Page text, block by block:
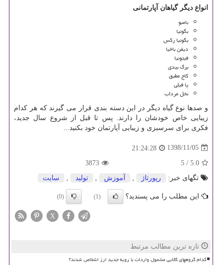
انواع دیگر گیاهان آپارتمانی
بامبو
بگونیا
بگونیا رکس
دیفن باخیا
فیتونیا
برگ بیدی
کاج مطبق
پا فیلی
نخل مرداب
و صدها نوع گیاه دیگر در این دسته بندی قرار می گیرند که هر کدام
زیبایی خاص خودشان را دارند. پس تا قبل از شروع سال جدید،
فکری برای سرسبزی و زیبایی آپارتمان خود بکنید...
1398/11/05
21:24:28
5.0
/
5
3873
تگهای خبر:
رپورتاژ آموزش تولید سایت
این مطلب را می پسندید؟ (1)
(0)
X
تازه ترین مطالب مرتبط
کدام گروههای کالایی مشمول واردات با رویه جدید ارز اشخاص شدند؟